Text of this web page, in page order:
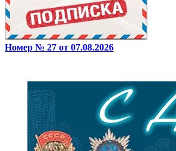
Номер № 27 от 07.08.2026